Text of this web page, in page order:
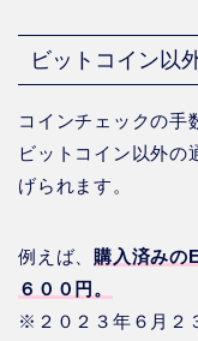
ビットコイン以
コインチェックの手
ビットコイン以外の
げられます。
例えば、
購入済みの
６００円。
※２０２３年６月２